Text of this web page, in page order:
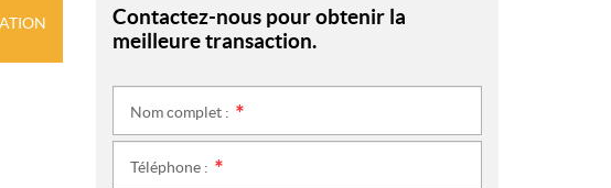
Contactez-nous pour obtenir la
meilleure transaction.
Nom complet :
Téléphone :